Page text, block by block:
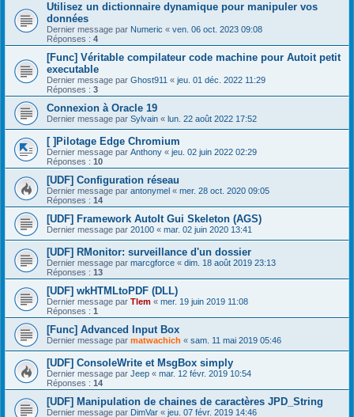
Utilisez un dictionnaire dynamique pour manipuler vos
données
Dernier message par Numeric « ven. 06 oct. 2023 09:08
Réponses : 4
[Func] Véritable compilateur code machine pour Autoit petit
executable
Dernier message par Ghost911 « jeu. 01 déc. 2022 11:29
Réponses : 3
Connexion à Oracle 19
Dernier message par Sylvain « lun. 22 août 2022 17:52
[ ]Pilotage Edge Chromium
Dernier message par Anthony « jeu. 02 juin 2022 02:29
Réponses : 10
[UDF] Configuration réseau
Dernier message par antonymel « mer. 28 oct. 2020 09:05
Réponses : 14
[UDF] Framework AutoIt Gui Skeleton (AGS)
Dernier message par 20100 « mar. 02 juin 2020 13:41
[UDF] RMonitor: surveillance d'un dossier
Dernier message par marcgforce « dim. 18 août 2019 23:13
Réponses : 13
[UDF] wkHTMLtoPDF (DLL)
Dernier message par Tlem « mer. 19 juin 2019 11:08
Réponses : 1
[Func] Advanced Input Box
Dernier message par matwachich « sam. 11 mai 2019 05:46
[UDF] ConsoleWrite et MsgBox simply
Dernier message par Jeep « mar. 12 févr. 2019 10:54
Réponses : 14
[UDF] Manipulation de chaines de caractères JPD_String
Dernier message par DimVar « jeu. 07 févr. 2019 14:46